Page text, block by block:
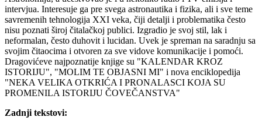
intervjua. Interesuje ga pre svega astronautika i fizika, ali i sve teme
savremenih tehnologija XXI veka, čiji detalji i problematika često
nisu poznati široj čitalačkoj publici. Izgradio je svoj stil, lak i
neformalan, često duhovit i lucidan. Uvek je spreman na saradnju sa
svojim čitaocima i otvoren za sve vidove komunikacije i pomoći.
Dragovićeve najpoznatije knjige su "KALENDAR KROZ
ISTORIJU", "MOLIM TE OBJASNI MI" i nova enciklopedija
"NEKA VELIKA OTKRIĆA I PRONALASCI KOJA SU
PROMENILA ISTORIJU ČOVEČANSTVA"
Zadnji tekstovi: